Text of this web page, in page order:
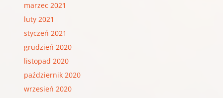
marzec 2021
luty 2021
styczeń 2021
grudzień 2020
listopad 2020
październik 2020
wrzesień 2020